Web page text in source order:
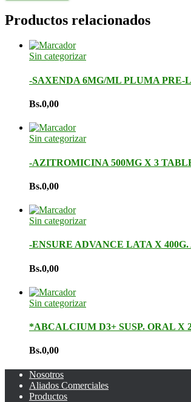
Productos relacionados
Sin categorizar
-SAXENDA 6MG/ML PLUMA PRE-
Bs.0,00
Sin categorizar
-AZITROMICINA 500MG X 3
Bs.0,00
Sin categorizar
-ENSURE ADVANCE LATA X
Bs.0,00
Sin categorizar
*ABCALCIUM D3+ SUSP. ORAL X
Bs.0,00
Nosotros
Aliados Comerciales
Productos